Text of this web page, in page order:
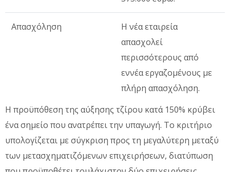
Απασχόληση
Η νέα εταιρεία
απασχολεί
περισσότερους από
εννέα εργαζομένους με
πλήρη απασχόληση.
Η προϋπόθεση της αύξησης τζίρου κατά 150% κρύβει
ένα σημείο που ανατρέπει την υπαγωγή. Το κριτήριο
υπολογίζεται με σύγκριση προς τη μεγαλύτερη μεταξύ
των μετασχηματιζόμενων επιχειρήσεων, διατύπωση